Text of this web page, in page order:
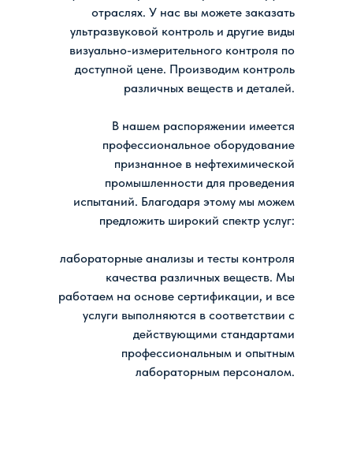
отраслях. У нас вы можете заказать
ультразвуковой контроль и другие виды
визуально-измерительного контроля по
доступной цене. Производим контроль
различных веществ и деталей.
В нашем распоряжении имеется
профессиональное оборудование
признанное в нефтехимической
промышленности для проведения
испытаний. Благодаря этому мы можем
предложить широкий спектр услуг:
лабораторные анализы и тесты контроля
качества различных веществ. Мы
работаем на основе сертификации, и все
услуги выполняются в соответствии с
действующими стандартами
профессиональным и опытным
лабораторным персоналом.